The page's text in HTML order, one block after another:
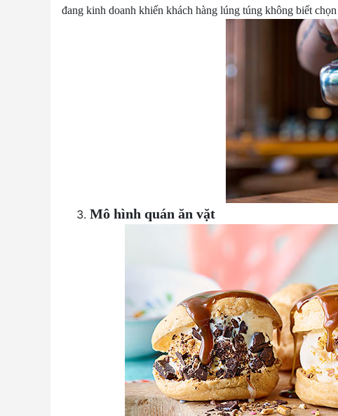
đang kinh doanh khiến khách hàng lúng túng không biết
Mô hình quán ăn vặt